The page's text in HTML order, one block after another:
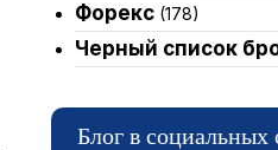
Форекс(178)
Черный список
Блог в социальных